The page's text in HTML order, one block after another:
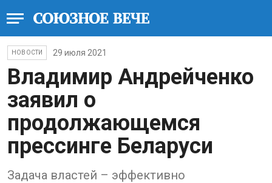
НОВОСТИ 29 июля 2021
Владимир Андрейченко
заявил о
продолжающемся
прессинге Беларуси
Задача властей – эффективно